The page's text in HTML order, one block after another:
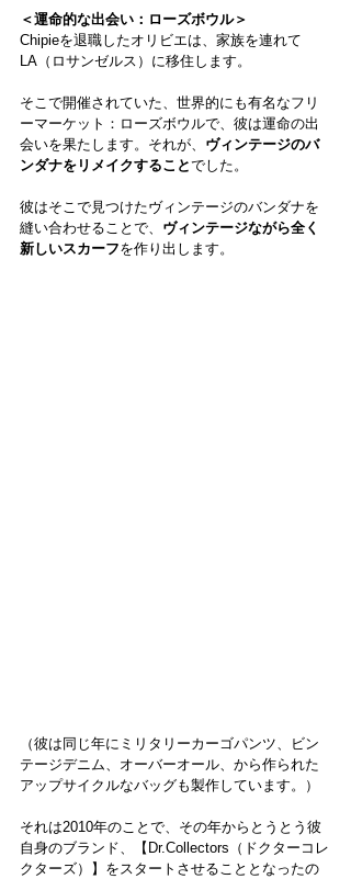
＜運命的な出会い：ローズボウル＞
Chipieを退職したオリビエは、家族を連れて
LA（ロサンゼルス）に移住します。
そこで開催されていた、世界的にも有名なフリ
ーマーケット：ローズボウルで、彼は運命の出
会いを果たします。それが、 ヴィンテージのバ
ンダナをリメイクすることでした。
彼はそこで見つけたヴィンテージのバンダナを
縫い合わせることで、 ヴィンテージながら全く
新しいスカーフを作り出します。
（彼は同じ年にミリタリーカーゴパンツ、ビン
テージデニム、オーバーオール、から作られた
アップサイクルなバッグも製作しています。）
それは2010年のことで、その年からとうとう彼
自身のブランド、【Dr.Collectors（ドクターコレ
クターズ）】をスタートさせることとなったの